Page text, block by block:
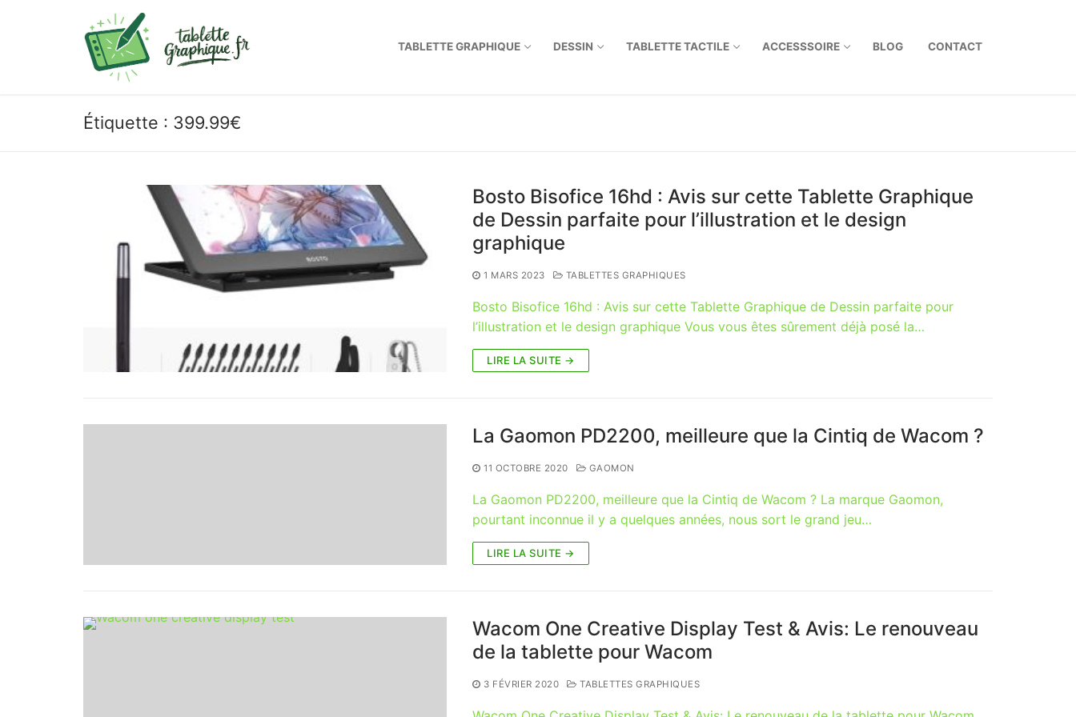
TABLETTE GRAPHIQUE DESSIN TABLETTE TACTILE ACCESSSOIRE BLOG CONTACT
Étiquette : 399.99€
Bosto Bisofice 16hd : Avis sur cette Tablette Graphique
de Dessin parfaite pour l’illustration et le design
graphique
1 MARS 2023 TABLETTES GRAPHIQUES
Bosto Bisofice 16hd : Avis sur cette Tablette Graphique de Dessin parfaite pour
l’illustration et le design graphique Vous vous êtes sûrement déjà posé la…
LIRE LA SUITE →
La Gaomon PD2200, meilleure que la Cintiq de Wacom ?
11 OCTOBRE 2020 GAOMON
La Gaomon PD2200, meilleure que la Cintiq de Wacom ? La marque Gaomon,
pourtant inconnue il y a quelques années, nous sort le grand jeu…
LIRE LA SUITE →
Wacom One Creative Display Test & Avis: Le renouveau
de la tablette pour Wacom
3 FÉVRIER 2020 TABLETTES GRAPHIQUES